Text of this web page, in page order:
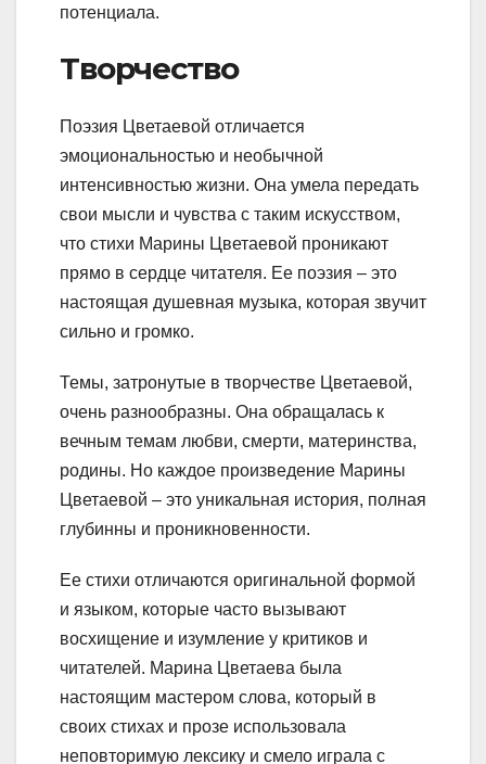
потенциала.
Творчество
Поэзия Цветаевой отличается
эмоциональностью и необычной
интенсивностью жизни. Она умела передать
свои мысли и чувства с таким искусством,
что стихи Марины Цветаевой проникают
прямо в сердце читателя. Ее поэзия – это
настоящая душевная музыка, которая звучит
сильно и громко.
Темы, затронутые в творчестве Цветаевой,
очень разнообразны. Она обращалась к
вечным темам любви, смерти, материнства,
родины. Но каждое произведение Марины
Цветаевой – это уникальная история, полная
глубинны и проникновенности.
Ее стихи отличаются оригинальной формой
и языком, которые часто вызывают
восхищение и изумление у критиков и
читателей. Марина Цветаева была
настоящим мастером слова, который в
своих стихах и прозе использовала
неповторимую лексику и смело играла с